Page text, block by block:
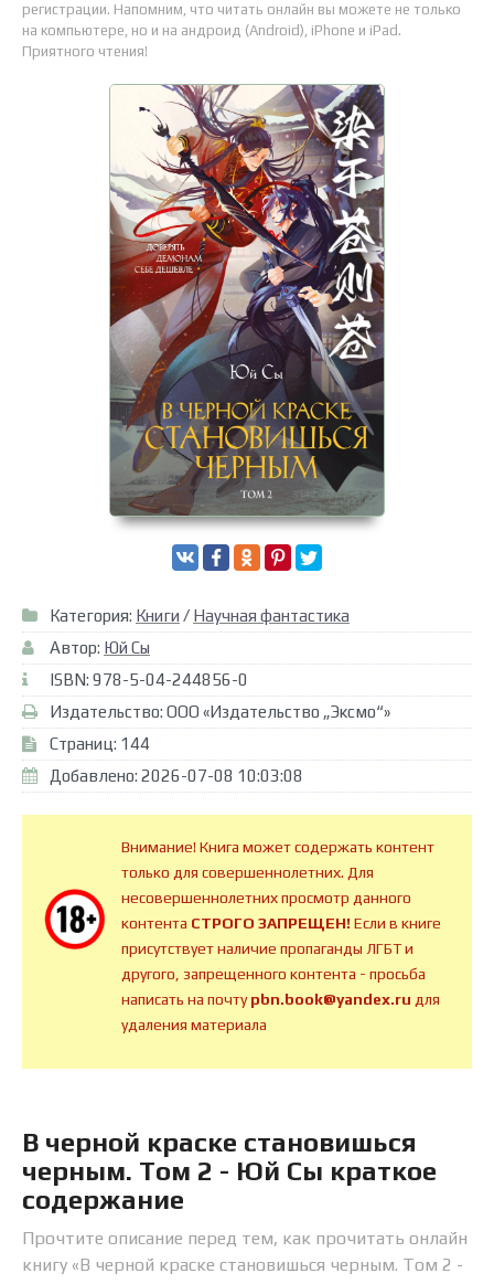
регистрации. Напомним, что читать онлайн вы можете не только
на компьютере, но и на андроид (Android), iPhone и iPad.
Приятного чтения!
Категория: Книги / Научная фантастика
Автор: Юй Сы
ISBN: 978-5-04-244856-0
Издательство: ООО «Издательство „Эксмо“»
Страниц: 144
Добавлено: 2026-07-08 10:03:08
Внимание! Книга может содержать контент
только для совершеннолетних. Для
несовершеннолетних просмотр данного
контента СТРОГО ЗАПРЕЩЕН!Если в книге
присутствует наличие пропаганды ЛГБТ и
другого, запрещенного контента - просьба
написать на почтуpbn.book@yandex.ru для
удаления материала
В черной краске становишься
черным. Том 2 - Юй Сы краткое
содержание
Прочтите описание перед тем, как прочитать онлайн
книгу «В черной краске становишься черным. Том 2 -